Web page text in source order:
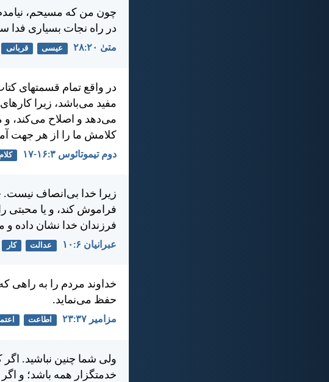
چون من كه مسيحم،
در راه نجات بسياری فدا
متی‌ٰ ۲۰:‏۲۸ عیسی قربانی
در واقع تمام قسمتهای
مفيد می‌باشد، زيرا
می‌دهد و اصلاح می‌كند، و
كلامش ما را از هر جهت
دوم تيموتائوس ۳:‏۱۶-‏۱۷
زيرا خدا بی‌انصاف نيست.
فراموش كند، و يا محبتی
فرزندان خدا نشان داده و
عبرانيان ۶:‏۱۰ عدالت کار
خداوند مردم را به راهی
حفظ می‌نمايد.
مزامير ۳۷:‏۲۳ اطاعت
ولی شما چنين نباشيد.
خدمتگزار همه باشد؛ و